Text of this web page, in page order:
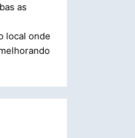
as
local onde